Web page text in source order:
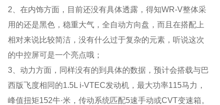
2、在内饰方面，目前还没有具体透露，得知WR-V整体采
用的还是黑色，稳重大气，全自动方向盘，而且在搭配上
相对来说比较简洁，没有什么过于复杂的元素，听说这次
的中控屏可是一个亮点哦；
3、动力方面，同样没有的到具体的数据，预计会搭载与巴
西版飞度相同的1.5L i-VTEC发动机，最大功率115马力，
峰值扭矩152牛·米，传动系统匹配5速手动或CVT变速箱。